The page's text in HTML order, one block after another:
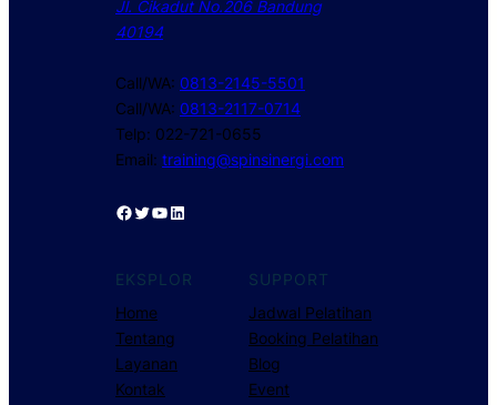
Jl. Cikadut No.206 Bandung
40194
Call/WA: 0813-2145-5501
Call/WA: 0813-2117-0714
Telp: 022-721-0655
Email: training@spinsinergi.com
Facebook Twitter YouTube LinkedIn
EKSPLOR
Home
Tentang
Layanan
Kontak
SUPPORT
Jadwal Pelatihan
Booking Pelatihan
Blog
Event